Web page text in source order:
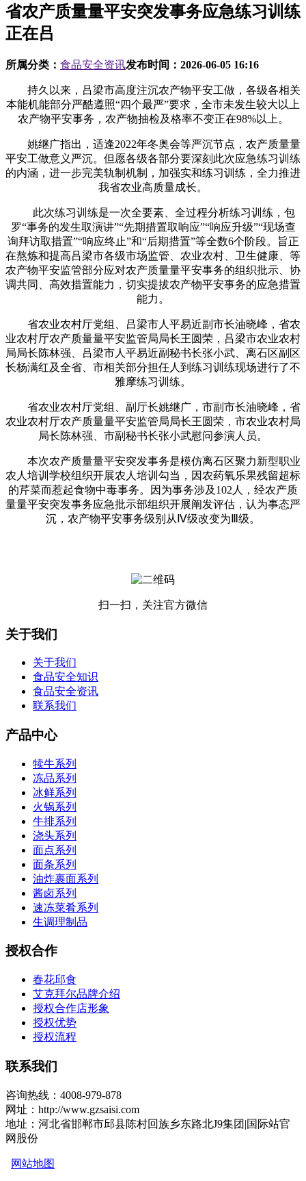
省农产质量量平安突发事务应急练习训练
正在吕
所属分类： 食品安全资讯发布时间： 2026-06-05 16:16
持久以来，吕梁市高度注沉农产物平安工做，各级各相关
本能机能部分严酷遵照“四个最严”要求，全市未发生较大以上
农产物平安事务，农产物抽检及格率不变正在98%以上。
姚继广指出，适逢2022年冬奥会等严沉节点，农产质量量
平安工做意义严沉。但愿各级各部分要深刻此次应急练习训练
的内涵，进一步完美轨制机制，加强实和练习训练，全力推进
我省农业高质量成长。
此次练习训练是一次全要素、全过程分析练习训练，包
罗“事务的发生取演讲”“先期措置取响应”“响应升级”“现场查
询拜访取措置”“响应终止”和“后期措置”等全数6个阶段。旨正
在熬炼和提高吕梁市各级市场监管、农业农村、卫生健康、等
农产物平安监管部分应对农产质量量平安事务的组织批示、协
调共同、高效措置能力，切实提拔农产物平安事务的应急措置
能力。
省农业农村厅党组、吕梁市人平易近副市长油晓峰，省农
业农村厅农产质量量平安监管局局长王圆荣，吕梁市农业农村
局局长陈林强、吕梁市人平易近副秘书长张小武、离石区副区
长杨满红及全省、市相关部分担任人到练习训练现场进行了不
雅摩练习训练。
省农业农村厅党组、副厅长姚继广，市副市长油晓峰，省
农业农村厅农产质量量平安监管局局长王圆荣，市农业农村局
局长陈林强、市副秘书长张小武慰问参演人员。
本次农产质量量平安突发事务是模仿离石区聚力新型职业
农人培训学校组织开展农人培训勾当，因农药氧乐果残留超标
的芹菜而惹起食物中毒事务。因为事务涉及102人，经农产质
量量平安突发事务应急批示部组织开展阐发评估，认为事态严
沉，农产物平安事务级别从Ⅳ级改变为Ⅲ级。
扫一扫，关注官方微信
关于我们
关于我们
食品安全知识
食品安全资讯
联系我们
产品中心
犊牛系列
冻品系列
冰鲜系列
火锅系列
牛排系列
浇头系列
面点系列
面条系列
油炸裹面系列
酱卤系列
速冻菜肴系列
生调理制品
授权合作
春花邱食
艾克拜尔品牌介绍
授权合作店形象
授权优势
授权流程
联系我们
咨询热线：4008-979-878
网址：http://www.gzsaisi.com
地址：河北省邯郸市邱县陈村回族乡东路北J9集团|国际站官
网股份
网站地图